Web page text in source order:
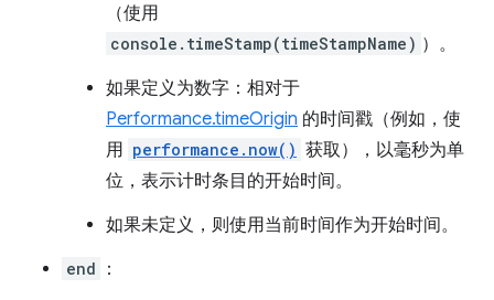
（使用
console.timeStamp(timeStampName) ）。
如果定义为数字：相对于
Performance.timeOrigin 的时间戳（例如，使
用 performance.now() 获取），以毫秒为单
位，表示计时条目的开始时间。
如果未定义，则使用当前时间作为开始时间。
end
：